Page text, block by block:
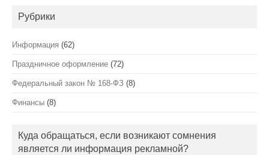
Рубрики
Информация (62)
Праздничное оформление (72)
Федеральный закон № 168-ФЗ (8)
Финансы (8)
Куда обращаться, если возникают сомнения
является ли информация рекламной?